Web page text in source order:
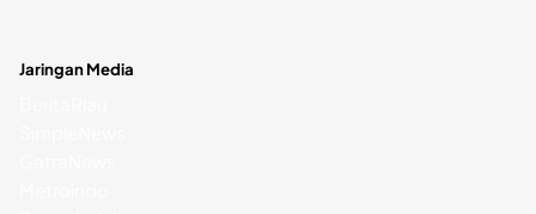
Jaringan Media